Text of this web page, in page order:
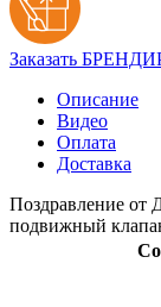
Заказать
Описание
Видео
Оплата
Доставка
Поздравление от
подвижный